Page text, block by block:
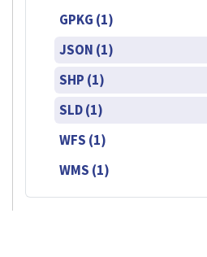
GPKG (1)
JSON (1)
SHP (1)
SLD (1)
WFS (1)
WMS (1)